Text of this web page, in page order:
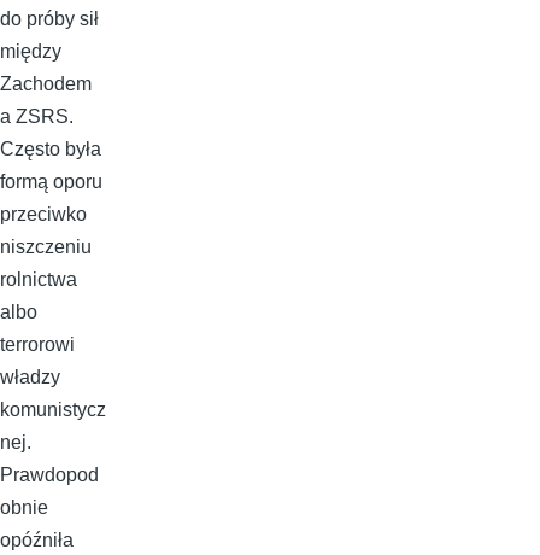
do próby sił
między
Zachodem
a ZSRS.
Często była
formą oporu
przeciwko
niszczeniu
rolnictwa
albo
terrorowi
władzy
komunistycz
nej.
Prawdopod
obnie
opóźniła